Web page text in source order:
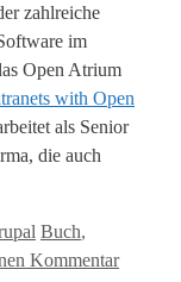
zahlreiche
im
Open Atrium
with Open
als Senior
die auch
Tags
Buch,
Kommentar